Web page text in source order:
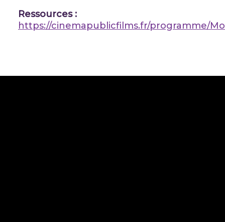
Ressources :
https://cinemapublicfilms.fr/programme/